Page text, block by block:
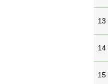
13
14
15